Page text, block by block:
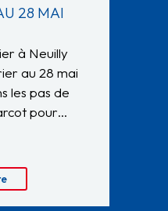
28 MAI
à Neuilly
au 28 mai
les pas de
pour…